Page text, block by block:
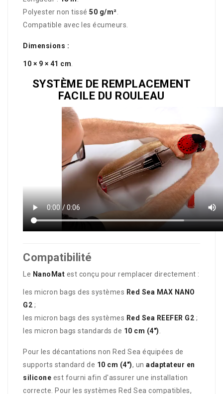
Polyester non tissé 50 g/m²
Compatible avec les écumeurs.
Dimensions :
10 × 9 × 41 cm
SYSTÈME DE REMPLACEMENT
FACILE DU ROULEAU
Compatibilité
Le NanoMat est conçu pour remplacer directement :
les micron bags des systèmes Red Sea MAX NANO
G2 ;
les micron bags des systèmes Red Sea REEFER G2 ;
les micron bags standards de 10 cm (4")
Pour les décantations non Red Sea équipées de
supports standard de 10 cm (4"), un adaptateur en
silicone est fourni afin d'assurer une installation
correcte. Pour les systèmes Red Sea compatibles,